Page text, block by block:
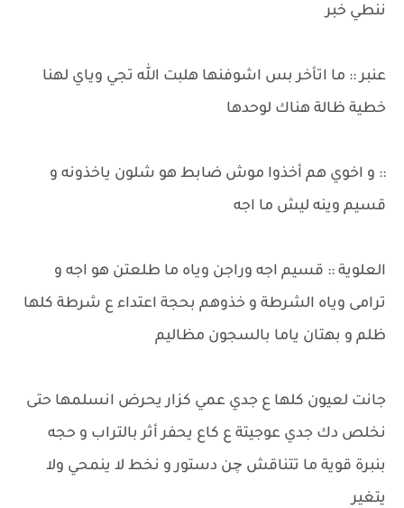
ننطي خبر
عنبر :: ما اتأخر بس اشوفنها هلبت الله تجي وياي لهنا
خطية ظالة هناك لوحدها
:: و اخوي هم أخذوا موش ضابط هو شلون ياخذونه و
قسيم وينه ليش ما اجه
العلوية :: قسيم اجه وراجن وياه ما طلعتن هو اجه و
ترامى وياه الشرطة و خذوهم بحجة اعتداء ع شرطة كلها
ظلم و بهتان ياما بالسجون مظاليم
جانت لعيون كلها ع جدي عمي كزار يحرض انسلمها حتى
نخلص دك جدي عوجيتة ع كاع يحفر أثر بالتراب و حجه
بنبرة قوية ما تتناقش چن دستور و نخط لا ينمحي ولا
يتغير